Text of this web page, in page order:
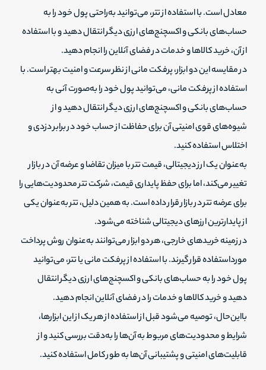
معادل است. با استفاده از تتر، می‌توانید به‌راحتی پول خود را به
حساب‌های بانکی و اکسچنج‌های ارزی دیگر انتقال دهید و با استفاده
از آن، خرید کالاها و خدمات در فضای آنلاین را انجام دهید.
در مقایسه این دو ابزار، پرفکت مانی از نظر سرعت و امنیت بهتر است. با
استفاده از پرفکت مانی، می‌توانید پول خود را به‌صورت آنی به
حساب‌های بانکی و اکسچنج‌های ارزی دیگر انتقال دهید و از
شیوه‌های قوی امنیتی آن برای حفاظت از حساب خود در برابر دزدی و
اختلاس استفاده کنید.
به‌عنوان یک ارز دیجیتالی، قیمت تتر با میزان تقاضا و عرضه آن در بازار
تغییر می‌کند، اما برای حفظ پایداری قیمت، شرکت تتر محدودیت‌هایی را
برای عرضه تتر در بازار قرار داده است. به همین دلیل، تتر به‌عنوان یکی
از پایدارترین ارزهای دیجیتالی شناخته می‌شود.
در زمینه خرید‌های خارجی، هر دو ابزار می‌توانند به‌عنوان روش پرداخت
مورداستفاده قرار گیرند. با استفاده از پرفکت مانی یا تتر، می‌توانید
پول خود را به حساب‌های بانکی و اکسچنج‌های ارزی دیگر انتقال
دهید و خرید کالاها و خدمات را در فضای آنلاین انجام دهید.
بااین‌حال، توصیه می‌شود قبل از استفاده از هر یک از این ابزارها،
شرایط و محدودیت‌های مربوط به آن‌ها را به‌دقت بررسی کنید و از
قابلیت‌های امنیتی و پشتیبانی آن‌ها به طور کامل استفاده کنید.